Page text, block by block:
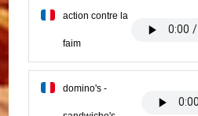
action contre la
faim
domino's -